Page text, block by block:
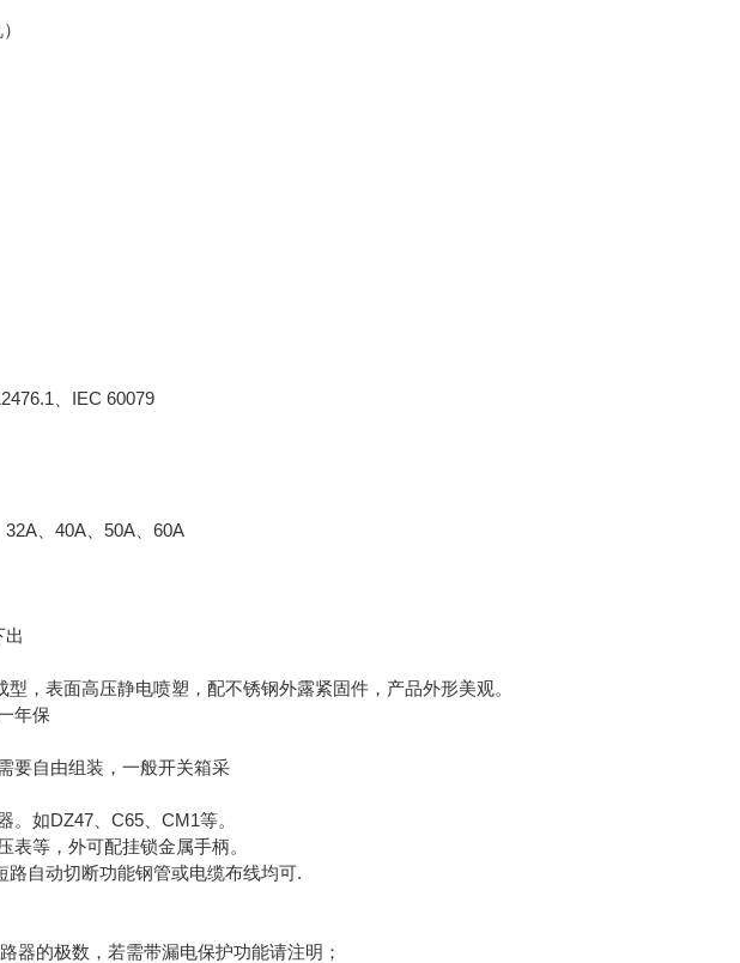
、IEC 60079
、40A、50A、60A
表面高压静电喷塑，配不锈钢外露紧固件，产品外形美观。
年保
自由组装，一般开关箱采
如DZ47、C65、CM1等。
等，外可配挂锁金属手柄。
自动切断功能钢管或电缆布线均可.
的极数，若需带漏电保护功能请注明；